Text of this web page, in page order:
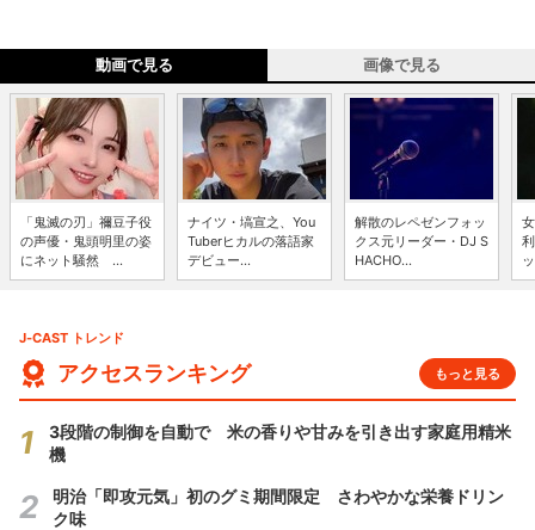
動画で見る 画像で見る
「鬼滅の刃」禰豆子役
の声優・鬼頭明里の姿
にネット騒然 ...
ナイツ・塙宣之、You
Tuberヒカルの落語家
デビュー...
解散のレペゼンフォッ
クス元リーダー・DJ S
HACHO...
J-CAST トレンド
アクセスランキング もっと見る
3段階の制御を自動で 米の香りや甘みを引き出す家庭用精米
機
明治「即攻元気」初のグミ期間限定 さわやかな栄養ドリン
ク味